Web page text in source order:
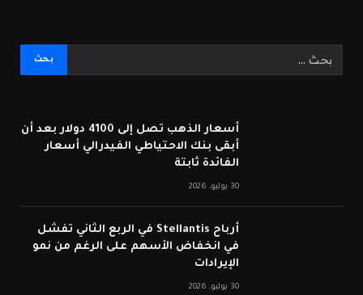
أسعار الذهب تصل إلى 4100 دولار بعد أن
أبقى بنك الاحتياطي الفيدرالي أسعار
الفائدة ثابتة
30 يوليو، 2026
أرباح Stellantis في الربع الثاني تفشل
في انخفاض الأسهم على الرغم من نمو
الإيرادات
30 يوليو، 2026